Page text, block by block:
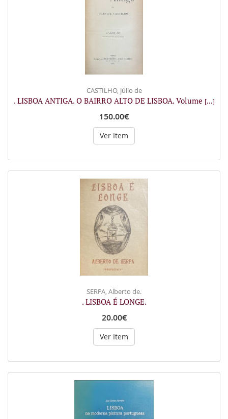
CASTILHO, Júlio de
. LISBOA ANTIGA. O BAIRRO ALTO DE LISBOA. Volume [...]
150.00€
Ver Item
SERPA, Alberto de.
. LISBOA É LONGE.
20.00€
Ver Item